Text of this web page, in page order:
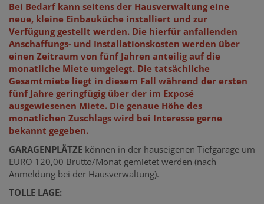
Bei Bedarf kann seitens der Hausverwaltung eine
neue, kleine Einbauküche installiert und zur
Verfügung gestellt werden. Die hierfür anfallenden
Anschaffungs- und Installationskosten werden über
einen Zeitraum von fünf Jahren anteilig auf die
monatliche Miete umgelegt. Die tatsächliche
Gesamtmiete liegt in diesem Fall während der ersten
fünf Jahre geringfügig über der im Exposé
ausgewiesenen Miete. Die genaue Höhe des
monatlichen Zuschlags wird bei Interesse gerne
bekannt gegeben.
GARAGENPLÄTZE können in der hauseigenen Tiefgarage um
EURO 120,00 Brutto/Monat gemietet werden (nach
Anmeldung bei der Hausverwaltung).
TOLLE LAGE: